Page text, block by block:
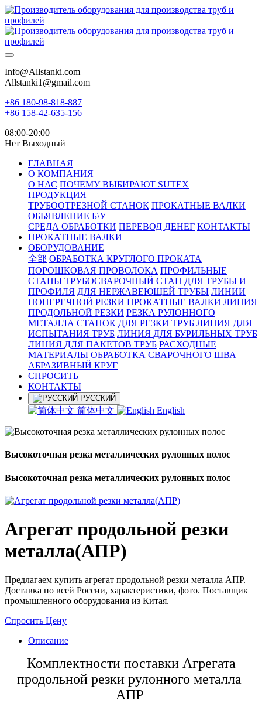
Info@Allstanki.com
Allstanki1@gmail.com
+86 180-98-818-887
+86 158-42-635-156
08:00-20:00
Нет Выходный
ГЛАВНАЯ
О КОМПАНИЯ
О НАС ПОЧЕМУ ВЫБИРАЮТ SUTEX
ПРОДУКЦИЯ
ТРУБООТРЕЗНОЙ СТАНОК ПРОКАТНЫЕ ВАЛКИ
ОБЬЯВЛЕНИЕ Б\У
СРЕДА ОБРАБОТКИ ПЕРЕВОД ДЕНЕГ КОНТАКТЫ
ПРОКАТНЫЕ ВАЛКИ
ОБОРУДОВАНИЕ
全部 ОБРАБОТКА КРУГЛОГО ПРОКАТА
ПОРОШКОВАЯ ПРОВОЛОКА ПРОФИЛЬНЫЕ
СТАНЫ ТРУБОСВАРОЧНЫЙ СТАН ДЛЯ ТРУБЫ И
ПРОФИЛЯ ДЛЯ НЕРЖАВЕЮЩЕЙ ТРУБЫ ЛИНИИ
ПОПЕРЕЧНОЙ РЕЗКИ ПРОКАТНЫЕ ВАЛКИ ЛИНИЯ
ПРОДОЛЬНОЙ РЕЗКИ РЕЗКА РУЛОННОГО
МЕТАЛЛА СТАНОК ДЛЯ РЕЗКИ ТРУБ ЛИНИЯ ДЛЯ
ИСПЫТАНИЯ ТРУБ ЛИНИЯ ДЛЯ БУРИЛЬНЫХ ТРУБ
ЛИНИЯ ДЛЯ ПАКЕТОВ ТРУБ РАСХОДНЫЕ
МАТЕРИАЛЫ OБРАБОТКА СВАРОЧНОГО ШВА
АБРАЗИВНЫЙ КРУГ
СПРОСИТЬ
КОНТАКТЫ
РУССКИЙ
简体中文 English
Высокоточная резка металлических рулонных полос
Высокоточная резка металлических рулонных полос
Агрегат продольной резки
металла(АПР)
Предлагаем купить агрегат продольной резки металла АПР.
Доставка по всей России, характеристики, фото. Поставщик
промышленного оборудования из Китая.
Спросить Цену
Описание
Комплектности поставки Агрегата
продольной резки рулонного металла
АПР